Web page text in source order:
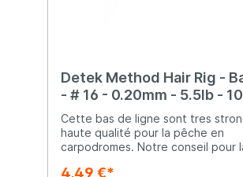
Detek Method Hair Rig -
- # 16 - 0.20mm - 5.5lb -
Bas de Ligne Monté
Cette bas de ligne sont tres
haute qualité pour la pêche en
carpodromes. Notre conseil pour
4,49 €*